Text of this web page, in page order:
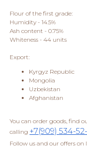
Flour of the first grade:
Humidity - 14.5%
Ash content - 0.75%
Whiteness - 44 units
Export:
Kyrgyz Republic
Mongolia
Uzbekistan
Afghanistan
You can order goods, find
calling +7(909) 534-
Follow us and our offers on